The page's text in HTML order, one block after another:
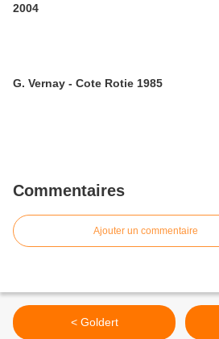
2004
G. Vernay - Cote Rotie 1985
Commentaires
Ajouter un commentaire
< Goldert